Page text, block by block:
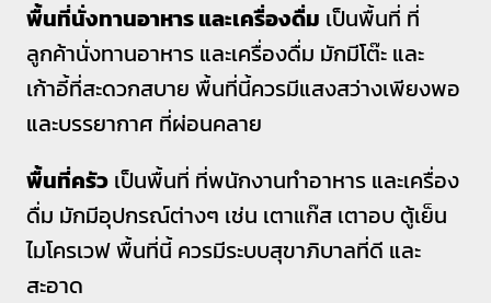
พื้นที่นั่งทานอาหาร และเครื่องดื่ม เป็นพื้นที่ ที่
ลูกค้านั่งทานอาหาร และเครื่องดื่ม มักมีโต๊ะ และ
เก้าอี้ที่สะดวกสบาย พื้นที่นี้ควรมีแสงสว่างเพียงพอ
และบรรยากาศ ที่ผ่อนคลาย
พื้นที่ครัว เป็นพื้นที่ ที่พนักงานทำอาหาร และเครื่อง
ดื่ม มักมีอุปกรณ์ต่างๆ เช่น เตาแก๊ส เตาอบ ตู้เย็น
ไมโครเวฟ พื้นที่นี้ ควรมีระบบสุขาภิบาลที่ดี และ
สะอาด